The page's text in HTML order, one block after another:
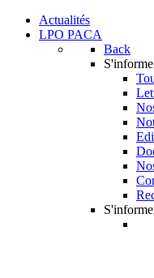
Actualités
LPO PACA
Back